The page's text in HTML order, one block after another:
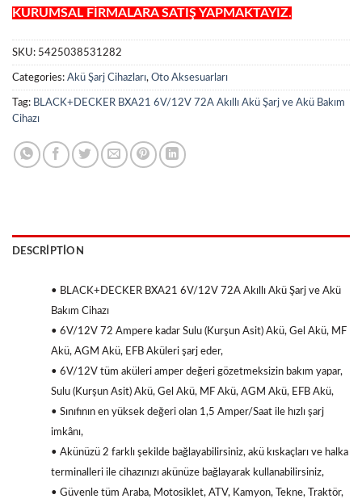
KURUMSAL FİRMALARA SATIŞ YAPMAKTAYIZ.
SKU: 5425038531282
Categories: Akü Şarj Cihazları, Oto Aksesuarları
Tag: BLACK+DECKER BXA21 6V/12V 72A Akıllı Akü Şarj ve Akü Bakım
Cihazı
DESCRIPTION
• BLACK+DECKER BXA21 6V/12V 72A Akıllı Akü Şarj ve Akü
Bakım Cihazı
• 6V/12V 72 Ampere kadar Sulu (Kurşun Asit) Akü, Gel Akü, MF
Akü, AGM Akü, EFB Aküleri şarj eder,
• 6V/12V tüm aküleri amper değeri gözetmeksizin bakım yapar,
Sulu (Kurşun Asit) Akü, Gel Akü, MF Akü, AGM Akü, EFB Akü,
• Sınıfının en yüksek değeri olan 1,5 Amper/Saat ile hızlı şarj
imkânı,
• Akünüzü 2 farklı şekilde bağlayabilirsiniz, akü kıskaçları ve halka
terminalleri ile cihazınızı akünüze bağlayarak kullanabilirsiniz,
• Güvenle tüm Araba, Motosiklet, ATV, Kamyon, Tekne, Traktör,